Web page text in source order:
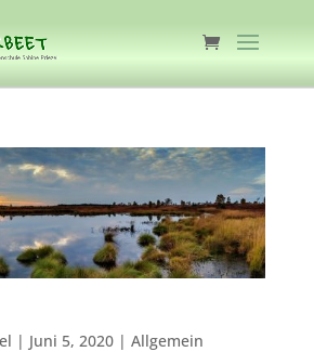
| Juni 5, 2020| Allgemein